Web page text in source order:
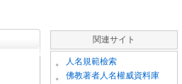
関連サイト
。 人名規範檢索
。 佛教著者人名權威資料庫